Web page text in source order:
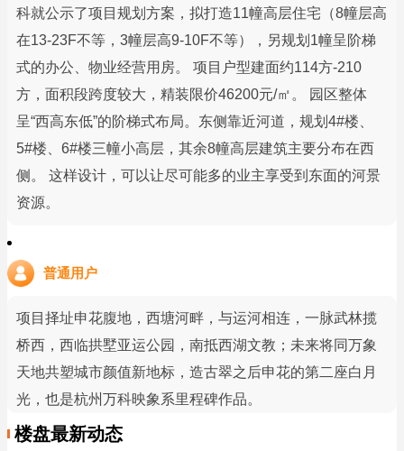
科就公示了项目规划方案，拟打造11幢高层住宅（8幢层高
在13-23F不等，3幢层高9-10F不等），另规划1幢呈阶梯
式的办公、物业经营用房。 项目户型建面约114方-210
方，面积段跨度较大，精装限价46200元/㎡。 园区整体
呈“西高东低”的阶梯式布局。东侧靠近河道，规划4#楼、
5#楼、6#楼三幢小高层，其余8幢高层建筑主要分布在西
侧。 这样设计，可以让尽可能多的业主享受到东面的河景
资源。
普通用户
项目择址申花腹地，西塘河畔，与运河相连，一脉武林揽
桥西，西临拱墅亚运公园，南抵西湖文教；未来将同万象
天地共塑城市颜值新地标，造古翠之后申花的第二座白月
光，也是杭州万科映象系里程碑作品。
楼盘最新动态